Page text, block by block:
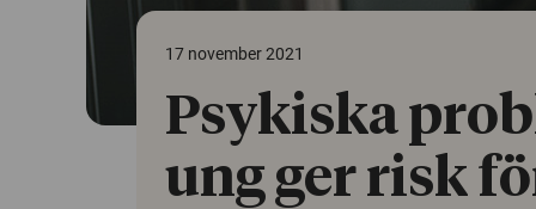
17 november 2021
Psykiska
ung ger risk